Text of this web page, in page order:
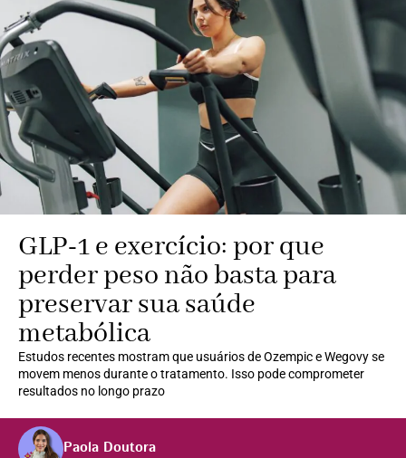
GLP-1 e exercício: por que
perder peso não basta para
preservar sua saúde
metabólica
Estudos recentes mostram que usuários de Ozempic e Wegovy se
movem menos durante o tratamento. Isso pode comprometer
resultados no longo prazo
Paola Doutora